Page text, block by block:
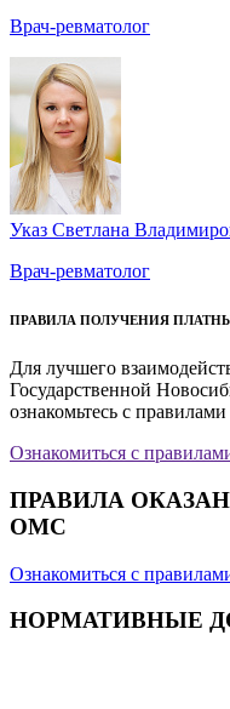
Врач-ревматолог
Указ Светлана
Врач-ревматолог
ПРАВИЛА ПОЛУЧЕНИЯ
Для лучшего
Государственной
ознакомьтесь с
Ознакомиться с
ПРАВИЛА
ОМС
Ознакомиться с
НОРМАТИВНЫЕ